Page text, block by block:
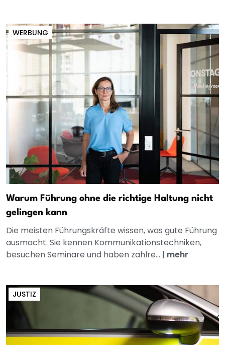
WERBUNG
Warum Führung ohne die richtige Haltung nicht
gelingen kann
Die meisten Führungskräfte wissen, was gute Führung
ausmacht. Sie kennen Kommunikationstechniken,
besuchen Seminare und haben zahlre... | mehr
JUSTIZ